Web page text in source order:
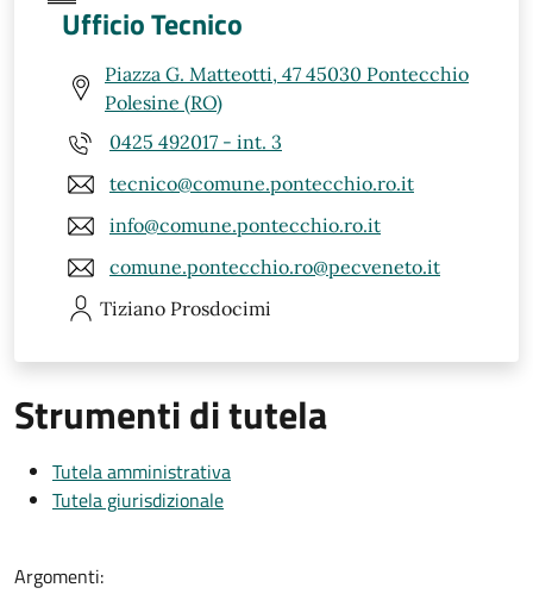
Ufficio Tecnico
Piazza G. Matteotti, 47 45030 Pontecchio
Polesine (RO)
0425 492017 - int. 3
tecnico@comune.pontecchio.ro.it
info@comune.pontecchio.ro.it
comune.pontecchio.ro@pecveneto.it
Tiziano Prosdocimi
Strumenti di tutela
Tutela amministrativa
Tutela giurisdizionale
Argomenti: